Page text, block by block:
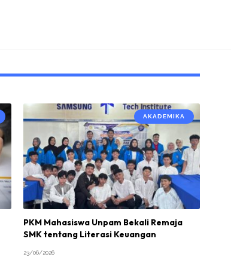
AKADEMIKA
PKM Mahasiswa Unpam Bekali Remaja
SMK tentang Literasi Keuangan
23/06/2026